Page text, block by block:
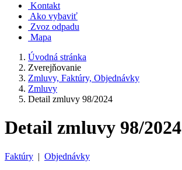
Kontakt
Ako vybaviť
Zvoz odpadu
Mapa
Úvodná stránka
Zverejňovanie
Zmluvy, Faktúry, Objednávky
Zmluvy
Detail zmluvy 98/2024
Detail zmluvy 98/2024
Faktúry | Objednávky